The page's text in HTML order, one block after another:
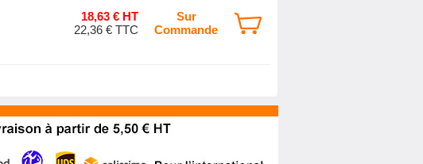
18,63 € HT
22,36 € TTC
Sur
Commande